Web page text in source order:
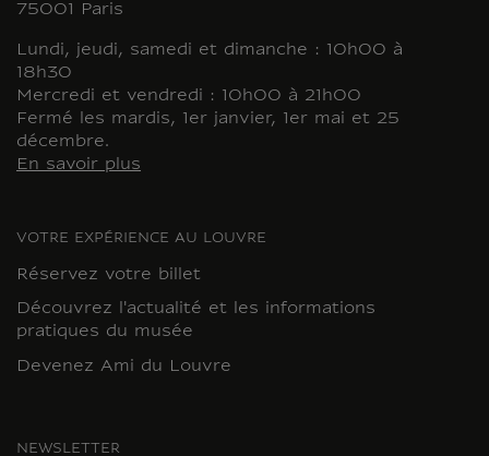
75001 Paris
Lundi, jeudi, samedi et dimanche : 10h00 à
18h30
Mercredi et vendredi : 10h00 à 21h00
Fermé les mardis, 1er janvier, 1er mai et 25
décembre.
En savoir plus
VOTRE EXPÉRIENCE AU LOUVRE
Réservez votre billet
Découvrez l'actualité et les informations
pratiques du musée
Devenez Ami du Louvre
NEWSLETTER